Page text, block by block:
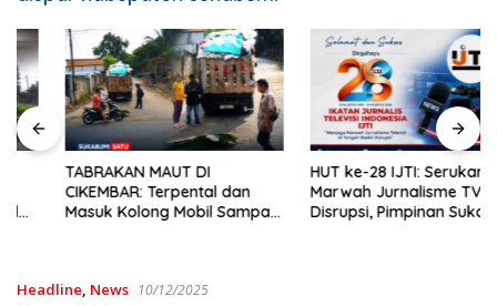
TABRAKAN MAUT DI
CIKEMBAR: Terpental dan
Masuk Kolong Mobil Sampah,
HUT ke-28 IJTI: Serukan Jaga
Marwah Jurnalisme TV di Era
Disrupsi, Pimpinan Sukabumi
Headline, News 10/12/2025